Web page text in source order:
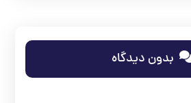
بدون دیدگاه